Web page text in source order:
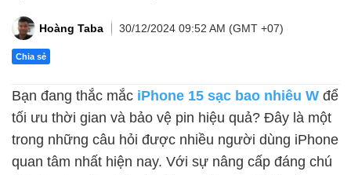
Thay loa Thay kính lưng Thay vỏ Thay chân sạc
Màn hình Xiaomi Màn hình Realme Màn hình Vivo
Màn hình Vsmart Màn hình Google Pixel
Hoàng Taba 30/12/2024 09:52 AM (GMT +07)
Chia sẻ
Bạn đang thắc mắc iPhone 15 sạc bao nhiêu W để
tối ưu thời gian và bảo vệ pin hiệu quả? Đây là một
trong những câu hỏi được nhiều người dùng iPhone
quan tâm nhất hiện nay. Với sự nâng cấp đáng chú